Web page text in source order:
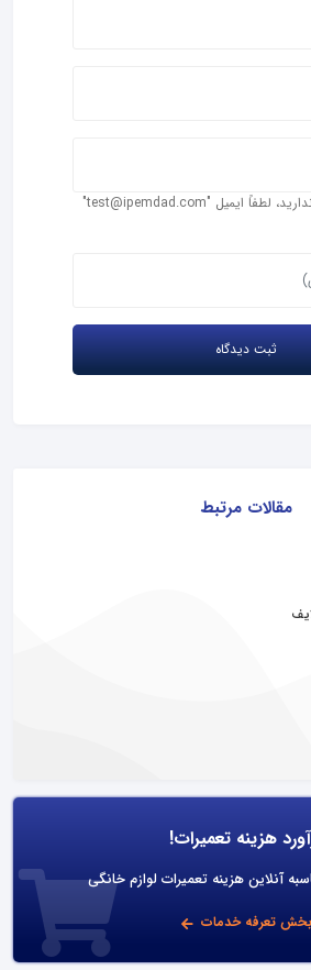
مقالات مرتبط
هزینه تعمیرات!
آنلاین هزینه تعمیرات لوازم خانگی
بخش تعرفه خدمات
در صورتی که ایمیل ندارید، لطفاً ایمیل "test@ipemdad.com"